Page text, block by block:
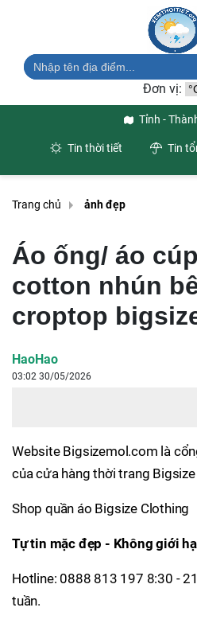
Đơn vị:
Tỉnh -
Tin thời tiết Tin
Trang chủ ảnh đẹp
Áo ống/ áo
cotton nhún
croptop
HaoHao
03:02 30/05/2026
Website Bigsizemol.com là
của cửa hàng thời trang
Shop quần áo Bigsize Clothing
Tự tin mặc đẹp - Không giới
Hotline: 0888 813 197 8:30 -
tuần.